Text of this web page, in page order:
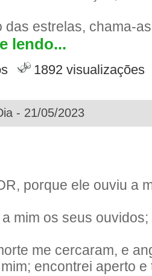
das estrelas, chama-
lendo...
1892 visualizações
- 21/05/2023
porque ele ouviu a
mim os seus
me cercaram, e
encontrei aperto e